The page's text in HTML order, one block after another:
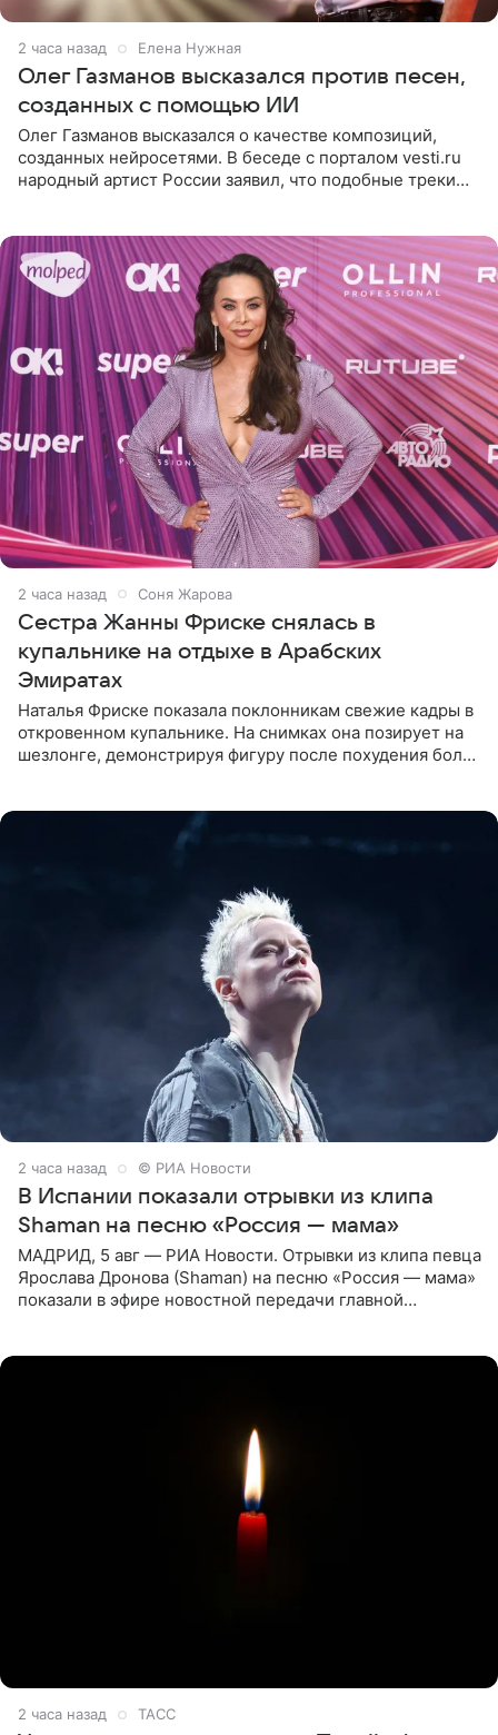
2 часа назад Елена Нужная
Олег Газманов высказался против песен,
созданных с помощью ИИ
Олег Газманов высказался о качестве композиций,
созданных нейросетями. В беседе с порталом vesti.ru
народный артист России заявил, что подобные треки
2 часа назад Соня Жарова
Сестра Жанны Фриске снялась в
купальнике на отдыхе в Арабских
Эмиратах
Наталья Фриске показала поклонникам свежие кадры в
откровенном купальнике. На снимках она позирует на
шезлонге, демонстрируя фигуру после похудения более
2 часа назад © РИА Новости
В Испании показали отрывки из клипа
Shaman на песню «Россия — мама»
МАДРИД, 5 авг — РИА Новости. Отрывки из клипа певца
Ярослава Дронова (Shaman) на песню «Россия — мама»
показали в эфире новостной передачи главной
2 часа назад ТАСС